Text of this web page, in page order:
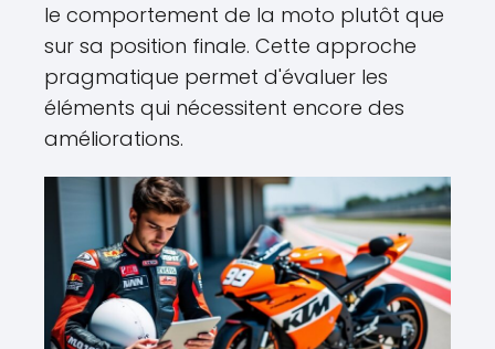
le comportement de la moto plutôt que
sur sa position finale. Cette approche
pragmatique permet d'évaluer les
éléments qui nécessitent encore des
améliorations.